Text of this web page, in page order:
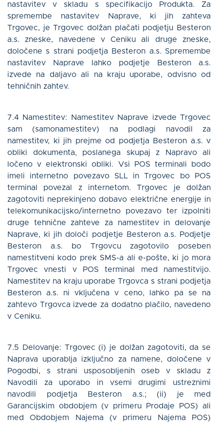
nastavitev v skladu s specifikacijo Produkta. Za
spremembe nastavitev Naprave, ki jih zahteva
Trgovec, je Trgovec dolžan plačati podjetju Besteron
a.s. zneske, navedene v Ceniku ali druge zneske,
določene s strani podjetja Besteron a.s. Spremembe
nastavitev Naprave lahko podjetje Besteron a.s.
izvede na daljavo ali na kraju uporabe, odvisno od
tehničnih zahtev.
7.4 Namestitev: Namestitev Naprave izvede Trgovec
sam (samonamestitev) na podlagi navodil za
namestitev, ki jih prejme od podjetja Besteron a.s. v
obliki dokumenta, poslanega skupaj z Napravo ali
ločeno v elektronski obliki. Vsi POS terminali bodo
imeli internetno povezavo SLL in Trgovec bo POS
terminal povezal z internetom. Trgovec je dolžan
zagotoviti neprekinjeno dobavo električne energije in
telekomunikacijsko/internetno povezavo ter izpolniti
druge tehnične zahteve za namestitev in delovanje
Naprave, ki jih določi podjetje Besteron a.s. Podjetje
Besteron a.s. bo Trgovcu zagotovilo poseben
namestitveni kodo prek SMS-a ali e-pošte, ki jo mora
Trgovec vnesti v POS terminal med namestitvijo.
Namestitev na kraju uporabe Trgovca s strani podjetja
Besteron a.s. ni vključena v ceno, lahko pa se na
zahtevo Trgovca izvede za dodatno plačilo, navedeno
v Ceniku.
7.5 Delovanje: Trgovec (i) je dolžan zagotoviti, da se
Naprava uporablja izključno za namene, določene v
Pogodbi, s strani usposobljenih oseb v skladu z
Navodili za uporabo in vsemi drugimi ustreznimi
navodili podjetja Besteron a.s.; (ii) je med
Garancijskim obdobjem (v primeru Prodaje POS) ali
med Obdobjem Najema (v primeru Najema POS)